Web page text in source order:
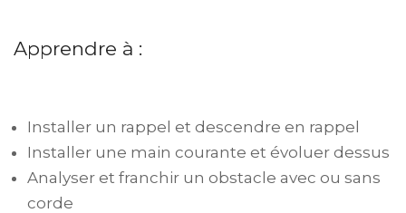
Apprendre à :
Installer un rappel et descendre en rappel
Installer une main courante et évoluer dessus
Analyser et franchir un obstacle avec ou sans
corde